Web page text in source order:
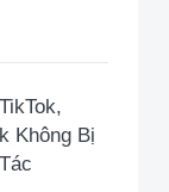
Không Bị